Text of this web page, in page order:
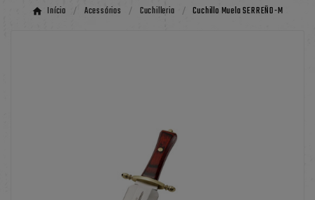
Início Acessórios Cuchilleria Cuchillo Muela SERREÑO-M